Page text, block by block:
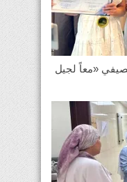
«معاً لجيل